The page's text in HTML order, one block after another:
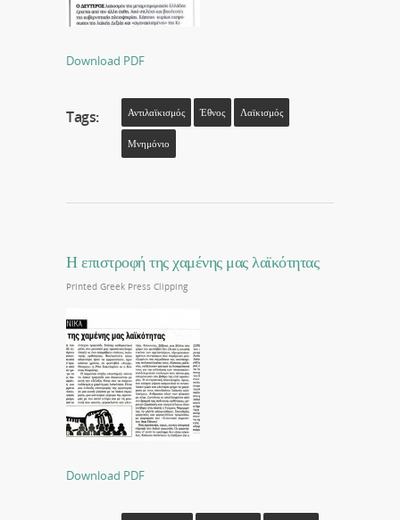
Download PDF
Tags: Αντιλαϊκισμός Έθνος Λαϊκισμός
Μνημόνιο
Η επιστροφή της χαμένης μας λαϊκότητας
Printed Greek Press Clipping
Download PDF